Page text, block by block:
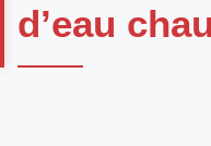
d’eau